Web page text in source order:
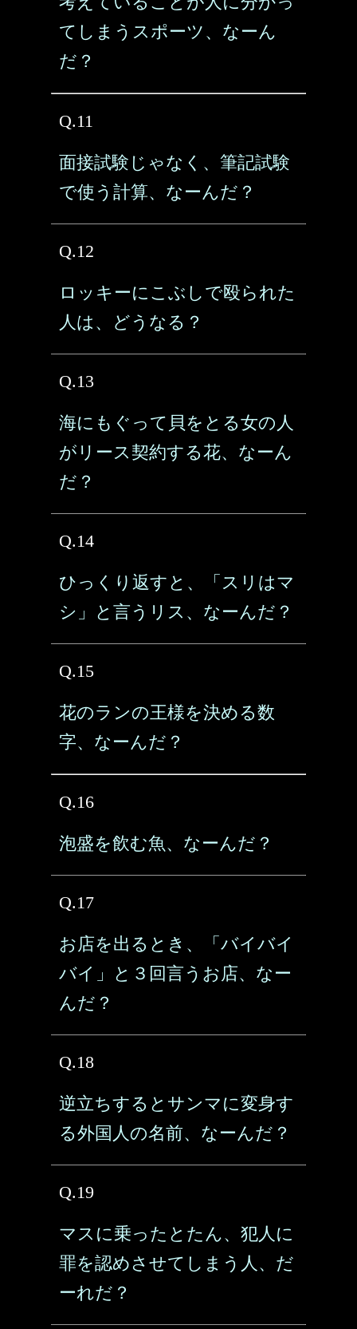
てしまうスポーツ、なーん
だ？
Q.11
面接試験じゃなく、筆記試験
で使う計算、なーんだ？
Q.12
ロッキーにこぶしで殴られた
人は、どうなる？
Q.13
海にもぐって貝をとる女の人
がリース契約する花、なーん
だ？
Q.14
ひっくり返すと、「スリはマ
シ」と言うリス、なーんだ？
Q.15
花のランの王様を決める数
字、なーんだ？
Q.16
泡盛を飲む魚、なーんだ？
Q.17
お店を出るとき、「バイバイ
バイ」と３回言うお店、なー
んだ？
Q.18
逆立ちするとサンマに変身す
る外国人の名前、なーんだ？
Q.19
マスに乗ったとたん、犯人に
罪を認めさせてしまう人、だ
ーれだ？